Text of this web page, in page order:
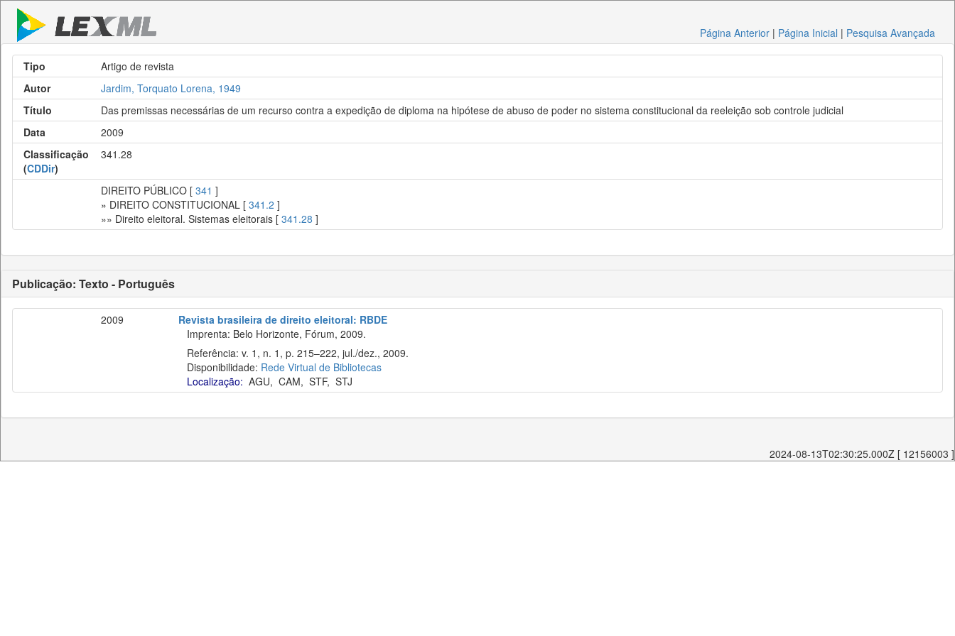
Página Anterior | Página Inicial | Pesquisa Avançada
Tipo
Artigo de revista
Autor
Jardim, Torquato Lorena, 1949
Título
Das premissas necessárias de um recurso contra a expedição de diploma na hipótese de abuso de poder no sistema constitucional da reeleição sob controle judicial
Data
2009
Classificação
(CDDir)
341.28
DIREITO PÚBLICO [ 341 ]
» DIREITO CONSTITUCIONAL [ 341.2 ]
»» Direito eleitoral. Sistemas eleitorais [ 341.28 ]
Publicação: Texto - Português
2009
Revista brasileira de direito eleitoral: RBDE
Imprenta: Belo Horizonte, Fórum, 2009.
Referência: v. 1, n. 1, p. 215–222, jul./dez., 2009.
Disponibilidade: Rede Virtual de Bibliotecas
Localização: AGU, CAM, STF, STJ
2024-08-13T02:30:25.000Z [ 12156003 ]